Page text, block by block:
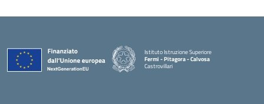
Istituto Istruzione Superiore
Fermi - Pitagora - Calvosa
Castrovillari